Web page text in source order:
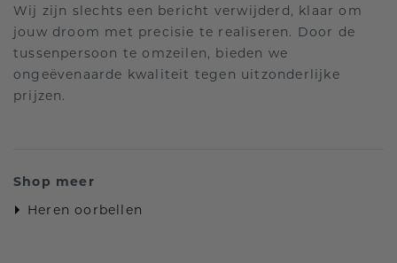
Wij zijn slechts een bericht verwijderd, klaar om
jouw droom met precisie te realiseren. Door de
tussenpersoon te omzeilen, bieden we
ongeëvenaarde kwaliteit tegen uitzonderlijke
prijzen.
Shop meer
Heren oorbellen